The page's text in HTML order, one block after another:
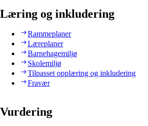
Læring og inkludering
Rammeplaner
Læreplaner
Barnehagemiljø
Skolemiljø
Tilpasset opplæring og inkludering
Fravær
Vurdering